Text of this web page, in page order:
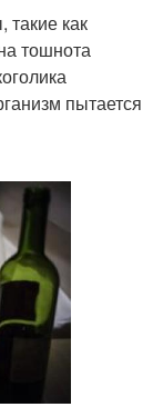
как
тошнота
пытается